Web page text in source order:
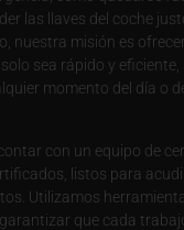
las llaves del coche
nuestra misión es
sea rápido y
momento del día o
con un equipo de
listos para
Utilizamos
que cada